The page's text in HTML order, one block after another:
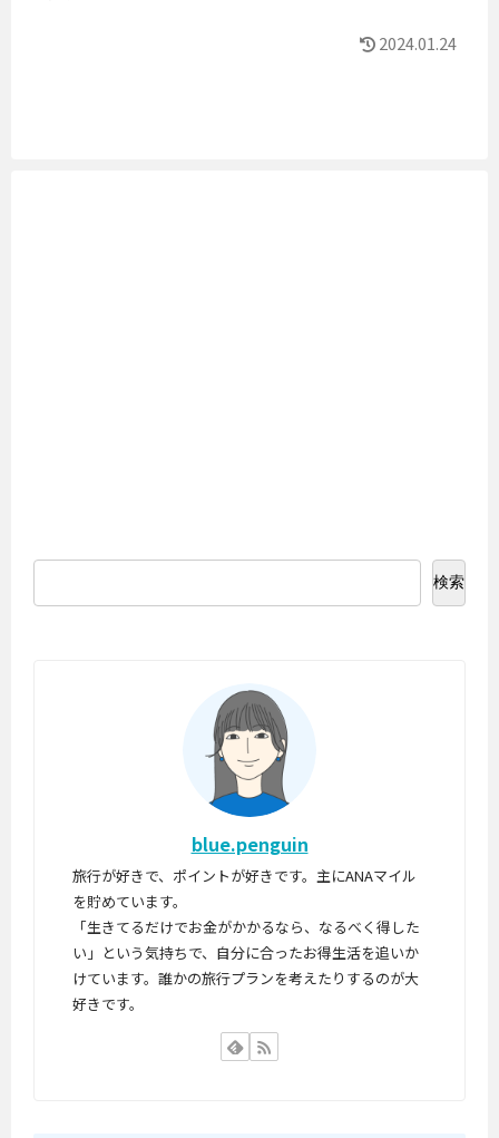
2024.01.24
検索
blue.penguin
旅行が好きで、ポイントが好きです。主にANAマイル
を貯めています。
「生きてるだけでお金がかかるなら、なるべく得した
い」という気持ちで、自分に合ったお得生活を追いか
けています。誰かの旅行プランを考えたりするのが大
好きです。